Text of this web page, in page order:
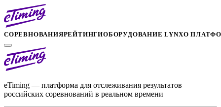
СОРЕВНОВАНИЯРЕЙТИНГИОБОРУДОВАНИЕ LYNXО
eTiming — платформа для отслеживания результатов
российских соревнований в реальном времени